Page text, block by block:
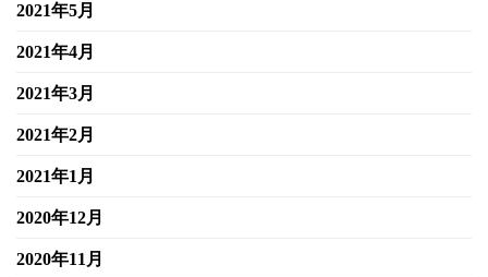
2021年5月
2021年4月
2021年3月
2021年2月
2021年1月
2020年12月
2020年11月